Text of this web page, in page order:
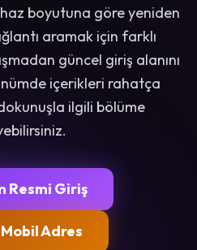
boyutuna göre yeniden
aramak için farklı
güncel giriş alanını
içerikleri rahatça
ilgili bölüme
Resmi Giriş
Adres